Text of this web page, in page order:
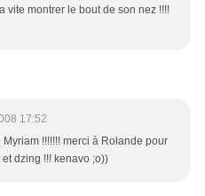
vite montrer le bout de son nez !!!!
17:52
!!!!!!! merci à Rolande pour
dzing !!! kenavo ;o))